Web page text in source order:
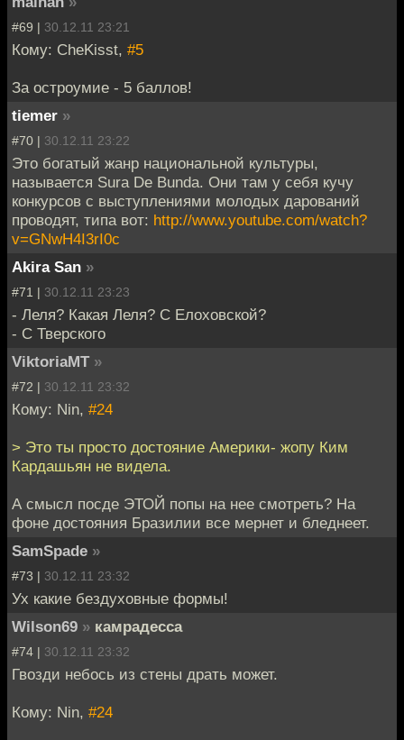
#69 | 30.12.11 23:21
Кому: CheKisst, #5
За остроумие - 5 баллов!
tiemer »
#70 | 30.12.11 23:22
Это богатый жанр национальной культуры,
называется Sura De Bunda. Они там у себя кучу
конкурсов с выступлениями молодых дарований
проводят, типа вот: http://www.youtube.com/watch?
v=GNwH4I3rI0c
Akira San »
#71 | 30.12.11 23:23
- Леля? Какая Леля? С Елоховской?
- С Тверского
ViktoriaMT »
#72 | 30.12.11 23:32
Кому: Nin, #24
> Это ты просто достояние Америки- жопу Ким
Кардашьян не видела.
А смысл посде ЭТОЙ попы на нее смотреть? На
фоне достояния Бразилии все мернет и бледнеет.
SamSpade »
#73 | 30.12.11 23:32
Ух какие бездуховные формы!
Wilson69 » камрадесса
#74 | 30.12.11 23:32
Гвозди небось из стены драть может.
Кому: Nin, #24